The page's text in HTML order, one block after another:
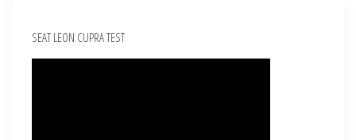
SEAT LEON CUPRA TEST